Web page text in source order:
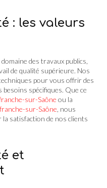
: les valeurs
des travaux publics,
de qualité supérieure. Nos
pour vous offrir des
spécifiques. Que ce
sur-Saône ou la
sur-Saône , nous
satisfaction de nos clients
et